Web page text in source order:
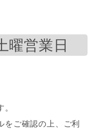
曜営業日
をご確認の上、ご利